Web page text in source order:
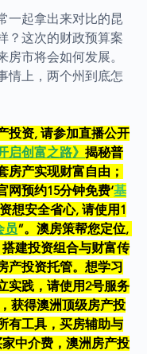
一起拿出来对比的昆
？这次的财政预算案
房市将会如何发展。
情上，两个州到底怎
投资, 请参加直播公开
启创富之路》 揭秘普
房产实现财富自由；
网预约15分钟免费‘基
想安全省心, 请使用1
员”。澳房策帮您定位,
建投资组合与财富传
产投资托管。想学习
实践，请使用2号服务
获得澳洲顶级房产投
有工具，买房辅助与
中介费，澳洲房产投